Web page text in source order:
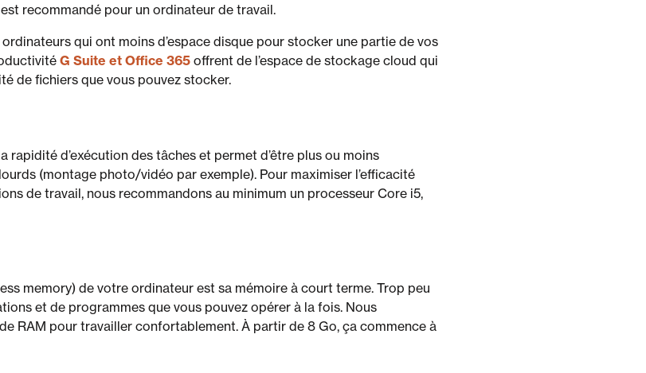
recommandé pour un ordinateur de travail.
qui ont moins d’espace disque pour stocker une partie de vos
G Suite et Office 365 offrent de l’espace de stockage cloud qui
de fichiers que vous pouvez stocker.
rapidité d’exécution des tâches et permet d’être plus ou moins
(montage photo/vidéo par exemple). Pour maximiser l’efficacité
de travail, nous recommandons au minimum un processeur Core i5,
memory) de votre ordinateur est sa mémoire à court terme. Trop peu
et de programmes que vous pouvez opérer à la fois. Nous
RAM pour travailler confortablement. À partir de 8 Go, ça commence à